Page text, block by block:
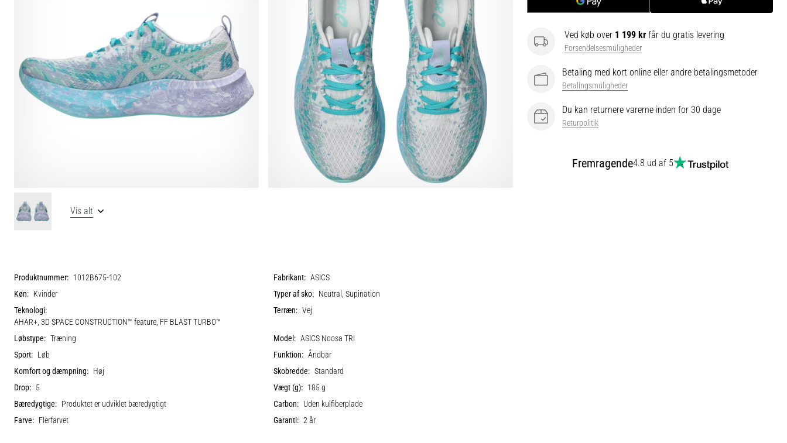
Ved køb over 1 199 kr får du gratis levering
Forsendelsesmuligheder
Betaling med kort online eller andre betalingsmetoder
Betalingsmuligheder
Du kan returnere varerne inden for 30 dage
Returpolitik
Fremragende4.8 ud af 5
Vis alt
Produktnummer: 1012B675-102 Fabrikant: ASICS
Køn: Kvinder Typer af sko: Neutral, Supination
Teknologi:
AHAR+, 3D SPACE CONSTRUCTION™ feature, FF BLAST TURBO™
Terræn: Vej
Løbstype: Træning Model: ASICS Noosa TRI
Sport: Løb Funktion: Åndbar
Komfort og dæmpning: Høj Skobredde: Standard
Drop: 5 Vægt (g): 185 g
Bæredygtige: Produktet er udviklet bæredygtigt Carbon: Uden kulfiberplade
Farve: Flerfarvet Garanti: 2 år